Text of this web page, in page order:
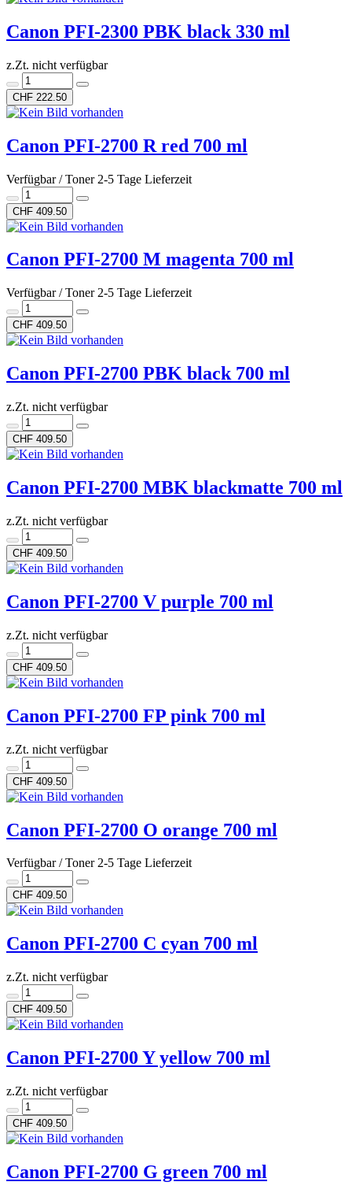
Canon PFI-2300 PBK black 330 ml
z.Zt. nicht verfügbar
CHF 222.50
Canon PFI-2700 R red 700 ml
Verfügbar / Toner 2-5 Tage Lieferzeit
CHF 409.50
Canon PFI-2700 M magenta 700 ml
Verfügbar / Toner 2-5 Tage Lieferzeit
CHF 409.50
Canon PFI-2700 PBK black 700 ml
z.Zt. nicht verfügbar
CHF 409.50
Canon PFI-2700 MBK blackmatte 700 ml
z.Zt. nicht verfügbar
CHF 409.50
Canon PFI-2700 V purple 700 ml
z.Zt. nicht verfügbar
CHF 409.50
Canon PFI-2700 FP pink 700 ml
z.Zt. nicht verfügbar
CHF 409.50
Canon PFI-2700 O orange 700 ml
Verfügbar / Toner 2-5 Tage Lieferzeit
CHF 409.50
Canon PFI-2700 C cyan 700 ml
z.Zt. nicht verfügbar
CHF 409.50
Canon PFI-2700 Y yellow 700 ml
z.Zt. nicht verfügbar
CHF 409.50
Canon PFI-2700 G green 700 ml